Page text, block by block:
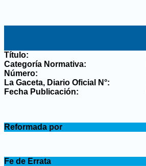
Título:
Categoría Normativa:
Número:
La Gaceta, Diario Oficial N°:
Fecha Publicación:
Reformada por
Fe de Errata